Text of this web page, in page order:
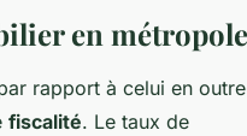
en métropole
rapport à celui en
fiscalité. Le taux de